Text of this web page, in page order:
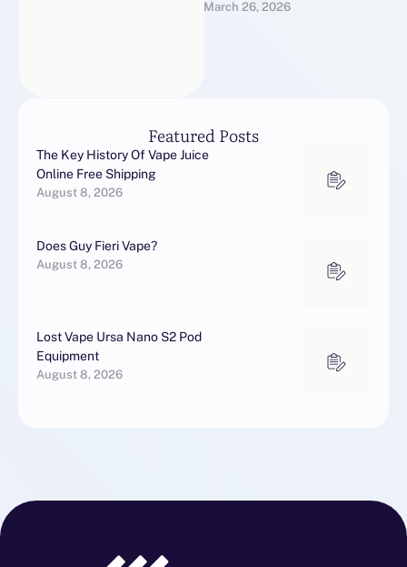
салона автомобиля:
March 26, 2026
Featured Posts
The Key History Of Vape Juice
Online Free Shipping
August 8, 2026
Does Guy Fieri Vape?
August 8, 2026
Lost Vape Ursa Nano S2 Pod
Equipment
August 8, 2026